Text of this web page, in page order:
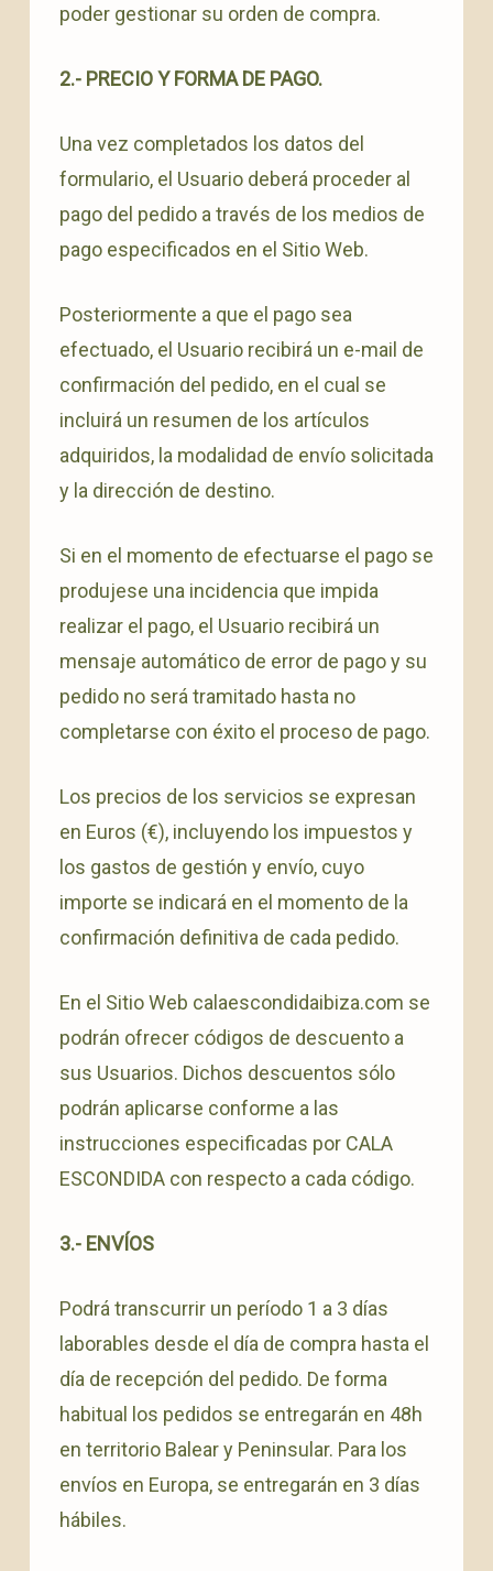
poder gestionar su orden de compra.
2.- PRECIO Y FORMA DE PAGO.
Una vez completados los datos del
formulario, el Usuario deberá proceder al
pago del pedido a través de los medios de
pago especificados en el Sitio Web.
Posteriormente a que el pago sea
efectuado, el Usuario recibirá un e-mail de
confirmación del pedido, en el cual se
incluirá un resumen de los artículos
adquiridos, la modalidad de envío solicitada
y la dirección de destino.
Si en el momento de efectuarse el pago se
produjese una incidencia que impida
realizar el pago, el Usuario recibirá un
mensaje automático de error de pago y su
pedido no será tramitado hasta no
completarse con éxito el proceso de pago.
Los precios de los servicios se expresan
en Euros (€), incluyendo los impuestos y
los gastos de gestión y envío, cuyo
importe se indicará en el momento de la
confirmación definitiva de cada pedido.
En el Sitio Web calaescondidaibiza.com se
podrán ofrecer códigos de descuento a
sus Usuarios. Dichos descuentos sólo
podrán aplicarse conforme a las
instrucciones especificadas por CALA
ESCONDIDA con respecto a cada código.
3.- ENVÍOS
Podrá transcurrir un período 1 a 3 días
laborables desde el día de compra hasta el
día de recepción del pedido. De forma
habitual los pedidos se entregarán en 48h
en territorio Balear y Peninsular. Para los
envíos en Europa, se entregarán en 3 días
hábiles.